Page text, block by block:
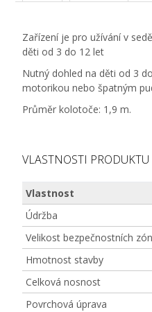
Zařízení je pro užívání v
děti od 3 do 12 let
Nutný dohled na děti od 3
motorikou nebo špatným
Průměr kolotoče: 1,9 m.
VLASTNOSTI PRODUKTU
Vlastnost
Údržba
Velikost bezpečnostních zón
Hmotnost stavby
Celková nosnost
Povrchová úprava